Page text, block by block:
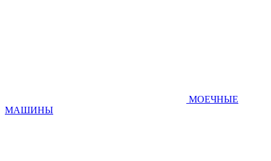
МОЕЧНЫЕ
МАШИНЫ